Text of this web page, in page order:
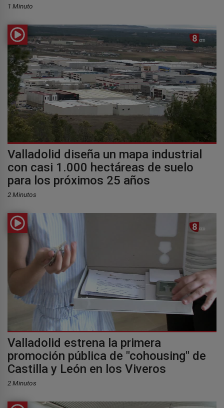
1 Minuto
Valladolid diseña un mapa industrial
con casi 1.000 hectáreas de suelo
para los próximos 25 años
2 Minutos
Valladolid estrena la primera
promoción pública de "cohousing" de
Castilla y León en los Viveros
2 Minutos